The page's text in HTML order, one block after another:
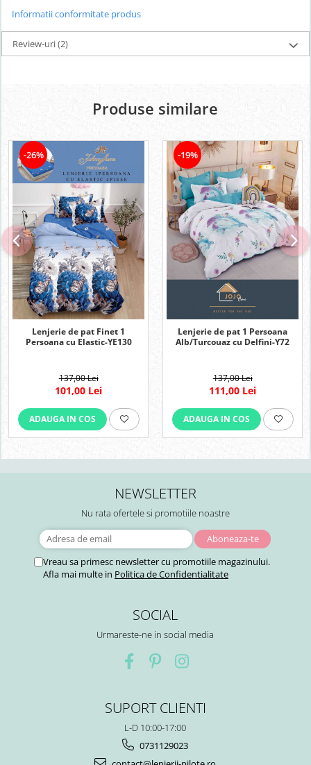
Informatii conformitate produs
Review-uri(2)
Produse similare
-26%
Lenjerie de pat Finet 1
Persoana cu Elastic-YE130
137,00 Lei
101,00 Lei
ADAUGA IN COS
-19%
Lenjerie de pat 1 Persoana
Alb/Turcouaz cu Delfini-Y72
137,00 Lei
111,00 Lei
ADAUGA IN COS
NEWSLETTER
Nu rata ofertele si promotiile noastre
Vreau sa primesc newsletter cu promotiile magazinului.
Afla mai multe in Politica de Confidentialitate
SOCIAL
Urmareste-ne in social media
SUPORT CLIENTI
L-D 10:00-17:00
0731129023